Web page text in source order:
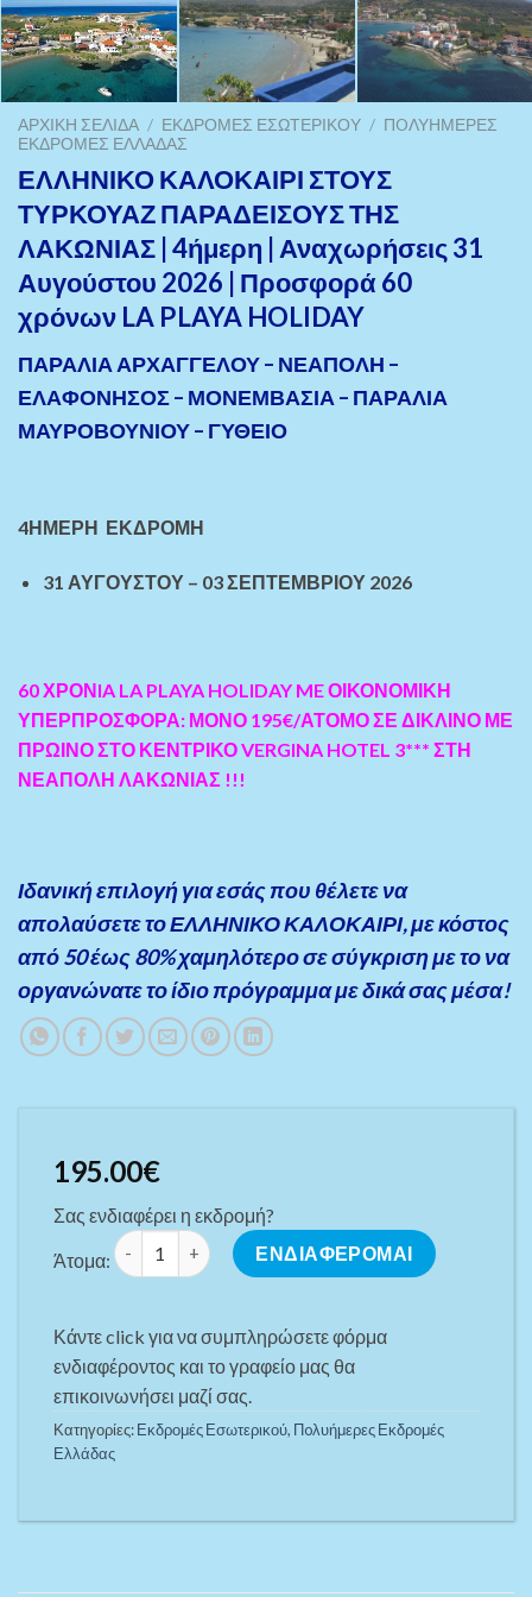
ΑΡΧΙΚΉ ΣΕΛΊΔΑ / ΕΚΔΡΟΜΈΣ ΕΣΩΤΕΡΙΚΟΎ / ΠOΛΥΉΜΕΡΕΣ
ΕΚΔΡΟΜΈΣ ΕΛΛΆΔΑΣ
ΕΛΛΗΝΙΚΟ ΚΑΛΟΚΑΙΡΙ ΣΤΟΥΣ
ΤΥΡΚΟΥΑΖ ΠΑΡΑΔΕΙΣΟΥΣ ΤΗΣ
ΛΑΚΩΝΙΑΣ | 4ήμερη | Αναχωρήσεις 31
Αυγούστου 2026 | Προσφορά 60
χρόνων LA PLAYA HOLIDAY
ΠΑΡΑΛΙΑ ΑΡΧΑΓΓΕΛΟΥ – ΝΕΑΠΟΛΗ –
ΕΛΑΦΟΝΗΣΟΣ – ΜΟΝΕΜΒΑΣΙΑ – ΠΑΡΑΛΙΑ
ΜΑΥΡΟΒΟΥΝΙΟΥ – ΓΥΘΕΙΟ
4ΗΜΕΡΗ ΕΚΔΡΟΜΗ
31 ΑΥΓΟΥΣΤΟΥ – 03 ΣΕΠΤΕΜΒΡΙΟΥ 2026
60 ΧΡΟΝIA LA PLAYA HOLIDAY ME ΟΙΚΟΝΟΜΙΚΗ
ΥΠΕΡΠΡΟΣΦΟΡΑ: ΜΟΝΟ 195€/ΑΤΟΜΟ ΣΕ ΔΙΚΛΙΝΟ ΜΕ
ΠΡΩΙΝΟ ΣΤΟ ΚΕΝΤΡΙΚΟ VERGINA HOTEL 3*** ΣΤΗ
ΝΕΑΠΟΛΗ ΛΑΚΩΝΙΑΣ !!!
Ιδανική επιλογή για εσάς που θέλετε να
απολαύσετε το ΕΛΛΗΝΙΚΟ ΚΑΛΟΚΑΙΡΙ, με κόστος
από 50 έως 80% χαμηλότερο σε σύγκριση με το να
οργανώνατε το ίδιο πρόγραμμα με δικά σας μέσα!
195.00€
Σας ενδιαφέρει η εκδρομή?
Άτομα:
ΕΛΛΗΝΙΚΟ ΚΑΛΟΚΑΙΡΙ ΣΤΟΥΣ ΤΥΡΚΟΥΑΖ
ΕΝΔΙΑΦΕΡΟΜΑΙ
Κάντε click για να συμπληρώσετε φόρμα
ενδιαφέροντος και το γραφείο μας θα
επικοινωνήσει μαζί σας.
Κατηγορίες:Εκδρομές Εσωτερικού, Πoλυήμερες Εκδρομές
Ελλάδας